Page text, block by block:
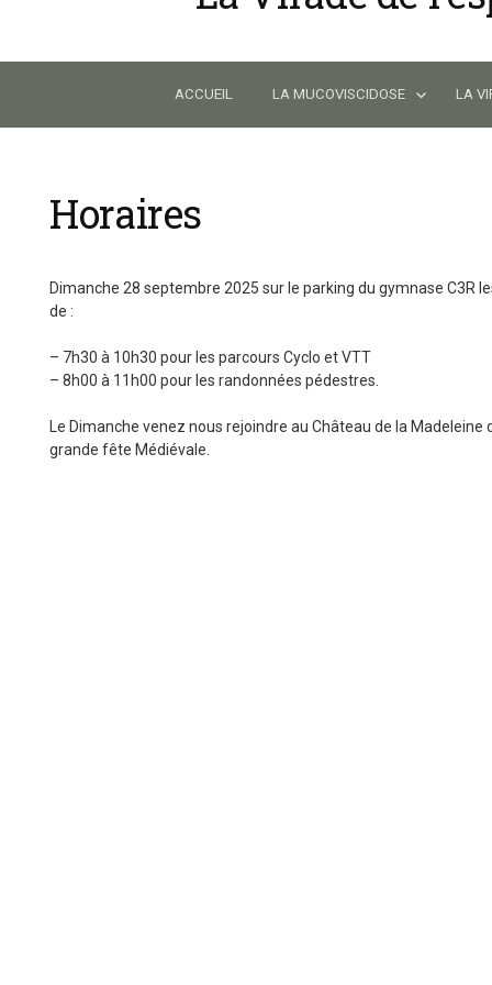
ACCUEIL LA MUCOVISCIDOSE LA
Horaires
Dimanche 28 septembre 2025 sur le parking du gymnase C3R
de :
– 7h30 à 10h30 pour les parcours Cyclo et VTT
– 8h00 à 11h00 pour les randonnées pédestres.
Le Dimanche venez nous rejoindre au Château de la
grande fête Médiévale.